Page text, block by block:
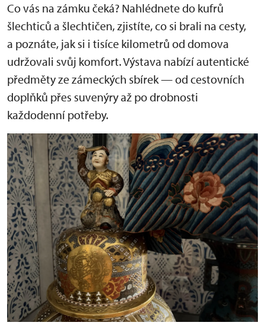
Co vás na zámku čeká? Nahlédnete do kufrů
šlechticů a šlechtičen, zjistíte, co si brali na cesty,
a poznáte, jak si i tisíce kilometrů od domova
udržovali svůj komfort. Výstava nabízí autentické
předměty ze zámeckých sbírek — od cestovních
doplňků přes suvenýry až po drobnosti
každodenní potřeby.